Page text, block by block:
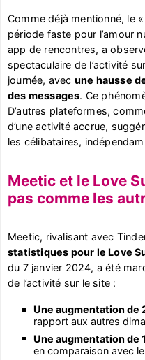
Comme déjà mentionné, le
période faste pour l’amour
app de rencontres, a
spectaculaire de l’activité
journée, avec une hausse
des messages. Ce
D’autres plateformes,
d’une activité accrue,
les célibataires,
Meetic et le Love
pas comme les
Meetic, rivalisant avec
statistiques pour le Love
du 7 janvier 2024, a été
de l’activité sur le site :
Une augmentation de
rapport aux autres
Une augmentation de
en comparaison avec le